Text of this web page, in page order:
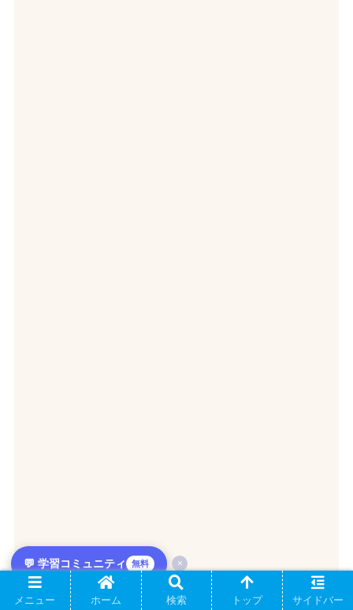
💬 学習コミュニティ 無料 ×
メニュー ホーム 検索 トップ サイドバー